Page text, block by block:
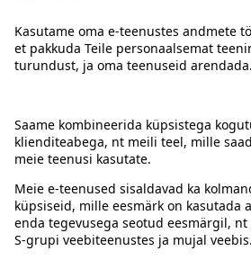
Juhised
Tingimused